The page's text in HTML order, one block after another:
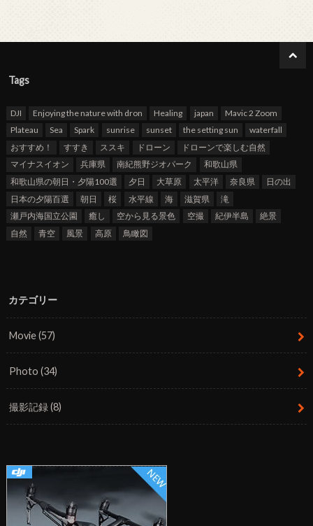
Tags
DJI Enjoying the nature with dron Healing japan
Mavic 2 Zoom
Plateau
Sea Spark sunrise sunset the setting sun
waterfall
おすすめ！
すすき ススキ ドローン
ドローンで楽しむ自然
マイナスイオン
兵庫県 南紀熊野ジオパーク
和歌山県
和歌山県の朝日・夕陽100選
夕日 大草原 太平洋 奈良県
日の出
日本の夕陽百選
朝日 桜 水平線 海 滋賀県
滝
瀬戸内海国立公園
癒し 空から見る景色 空撮 紀伊半島
絶景
自然
青空 風景 高原 鳥瞰図
カテゴリー
Movie(57)
Photo(34)
撮影記録(8)